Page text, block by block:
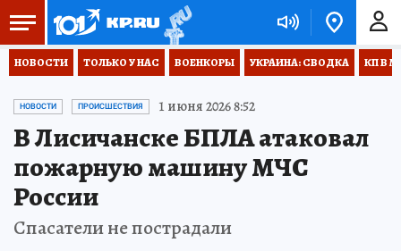
НОВОСТИ ТОЛЬКО У НАС ВОЕНКОРЫ УКРАИНА: СВОДКА КП В
НОВОСТИ ПРОИСШЕСТВИЯ 1 июня 2026 8:52
В Лисичанске БПЛА атаковал
пожарную машину МЧС
России
Спасатели не пострадали